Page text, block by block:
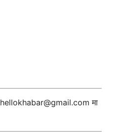
hellokhabar@gmail.com मा